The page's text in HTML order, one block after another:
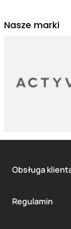
Nasze marki
Obsługa
Regulamin